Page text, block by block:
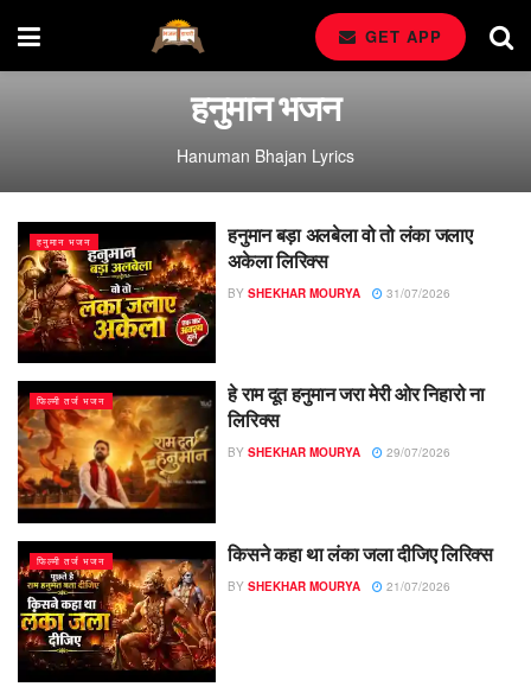
GET APP
हनुमान भजन
Hanuman Bhajan Lyrics
हनुमान भजन
हनुमान बड़ा अलबेला वो तो लंका जलाए
अकेला लिरिक्स
BY SHEKHAR MOURYA 31/07/2026
फिल्मी तर्ज भजन
हे राम दूत हनुमान जरा मेरी ओर निहारो ना
लिरिक्स
BY SHEKHAR MOURYA 29/07/2026
फिल्मी तर्ज भजन किसने कहा था लंका जला दीजिए लिरिक्स
BY SHEKHAR MOURYA 21/07/2026